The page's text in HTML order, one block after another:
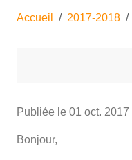
Accueil 2017-2018
Publiée le 01 oct. 2017
Bonjour,